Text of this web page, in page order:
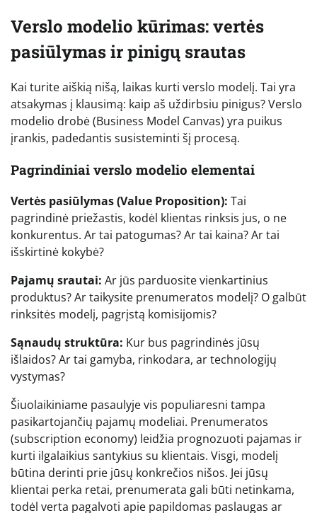
Verslo modelio kūrimas: vertės
pasiūlymas ir pinigų srautas
Kai turite aiškią nišą, laikas kurti verslo modelį. Tai yra
atsakymas į klausimą: kaip aš uždirbsiu pinigus? Verslo
modelio drobė (Business Model Canvas) yra puikus
įrankis, padedantis susisteminti šį procesą.
Pagrindiniai verslo modelio elementai
Vertės pasiūlymas (Value Proposition): Tai
pagrindinė priežastis, kodėl klientas rinksis jus, o ne
konkurentus. Ar tai patogumas? Ar tai kaina? Ar tai
išskirtinė kokybė?
Pajamų srautai: Ar jūs parduosite vienkartinius
produktus? Ar taikysite prenumeratos modelį? O galbūt
rinksitės modelį, pagrįstą komisijomis?
Sąnaudų struktūra: Kur bus pagrindinės jūsų
išlaidos? Ar tai gamyba, rinkodara, ar technologijų
vystymas?
Šiuolaikiniame pasaulyje vis populiaresni tampa
pasikartojančių pajamų modeliai. Prenumeratos
(subscription economy) leidžia prognozuoti pajamas ir
kurti ilgalaikius santykius su klientais. Visgi, modelį
būtina derinti prie jūsų konkrečios nišos. Jei jūsų
klientai perka retai, prenumerata gali būti netinkama,
todėl verta pagalvoti apie papildomas paslaugas ar